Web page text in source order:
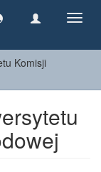
Komisji